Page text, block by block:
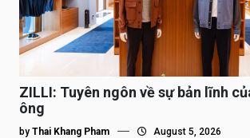
ZILLI: Tuyên ngôn về sự bản lĩnh
ông
by Thai Khang Pham August 5, 2026